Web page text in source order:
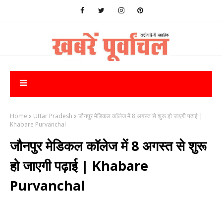
Home Uttar Pradesh
जौनपुर मेडिकल कॉलेज में 8 अगस्त से शुरू हो जाएगी पढ़ाई |
Khabare Purvanchal
जौनपुर मेडिकल कॉलेज में 8 अगस्त से शुरू
हो जाएगी पढ़ाई | Khabare
Purvanchal